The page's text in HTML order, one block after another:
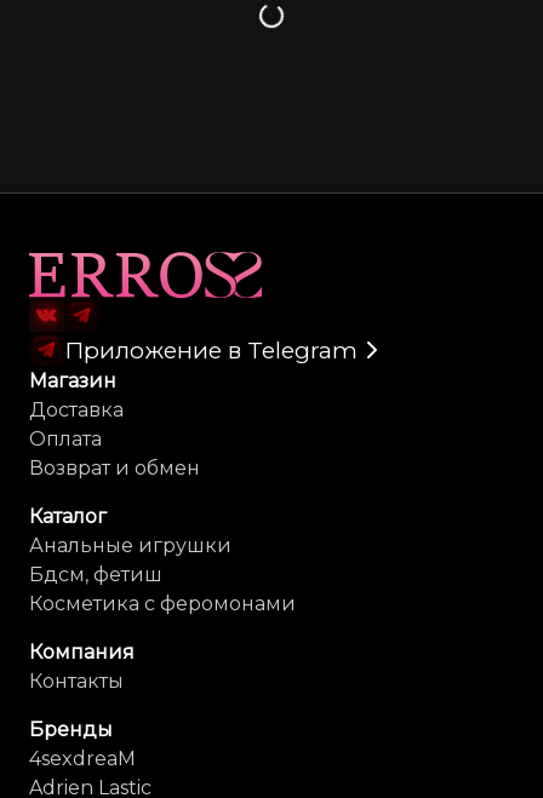
Загрузка
Приложение в Telegram
Магазин
Доставка
Оплата
Возврат и обмен
Каталог
Анальные игрушки
Бдсм, фетиш
Косметика с феромонами
Компания
Контакты
Бренды
4sexdreaM
Adrien Lastic
Карта сайта